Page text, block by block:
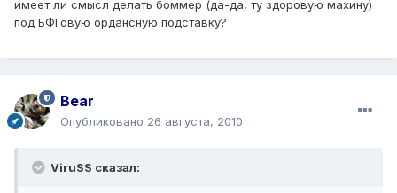
имеет ли смысл делать боммер (да-да, ту здоровую махину)
под БФГовую ордансную подставку?
Bear
Опубликовано 26 августа, 2010
ViruSS сказал: